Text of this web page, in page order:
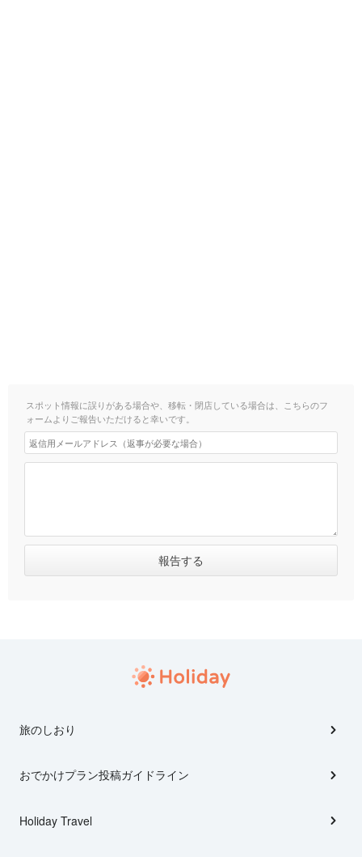
スポット情報に誤りがある場合や、移転・閉店している場合は、こちらのフ
ォームよりご報告いただけると幸いです。
旅のしおり
おでかけプラン投稿ガイドライン
Holiday Travel